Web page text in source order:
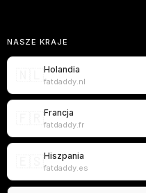
NASZE KRAJE
Holandia
fatdaddy.nl
Francja
fatdaddy.fr
Hiszpania
fatdaddy.es